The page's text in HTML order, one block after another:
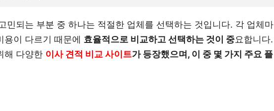
민되는 부분 중 하나는 적절한 업체를 선택하는 것입니다. 각 업체마
용이 다르기 때문에 효율적으로 비교하고 선택하는 것이 중요합니다.
해 다양한 이사 견적 비교 사이트가 등장했으며, 이 중 몇 가지 주요 플